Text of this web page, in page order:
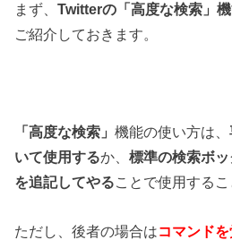
まず、Twitterの「高度な検索」
ご紹介しておきます。
「高度な検索」機能の使い方は、
いて使用するか、標準の検索ボ
を追記してやることで使用するこ
ただし、後者の場合はコマンド